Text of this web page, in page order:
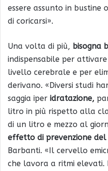
essere assunto in bustine
di coricarsi».
Una volta di più, bisogna
indispensabile per
livello cerebrale e per
derivano. «Diversi studi
saggia iper idratazione,
litro in più rispetto alla
di un litro e mezzo al
effetto di prevenzione
Barbanti. «Il cervello
che lavora a ritmi elevati.